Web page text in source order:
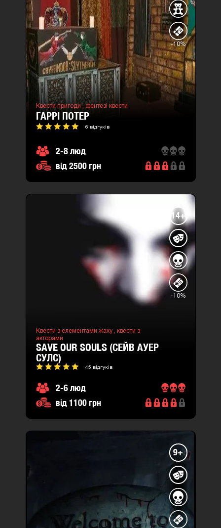
-10%
Квести пригоди , фентезі квести
ГАРРІ ПОТЕР
6 відгуків
2-8 люд
від 2500 грн
14+
-10%
Квести з елементами жаху , квести з
акторами
SAVE OUR SOULS (СЕЙВ АУЕР
СУЛС)
45 відгуків
2-6 люд
від 1100 грн
9+